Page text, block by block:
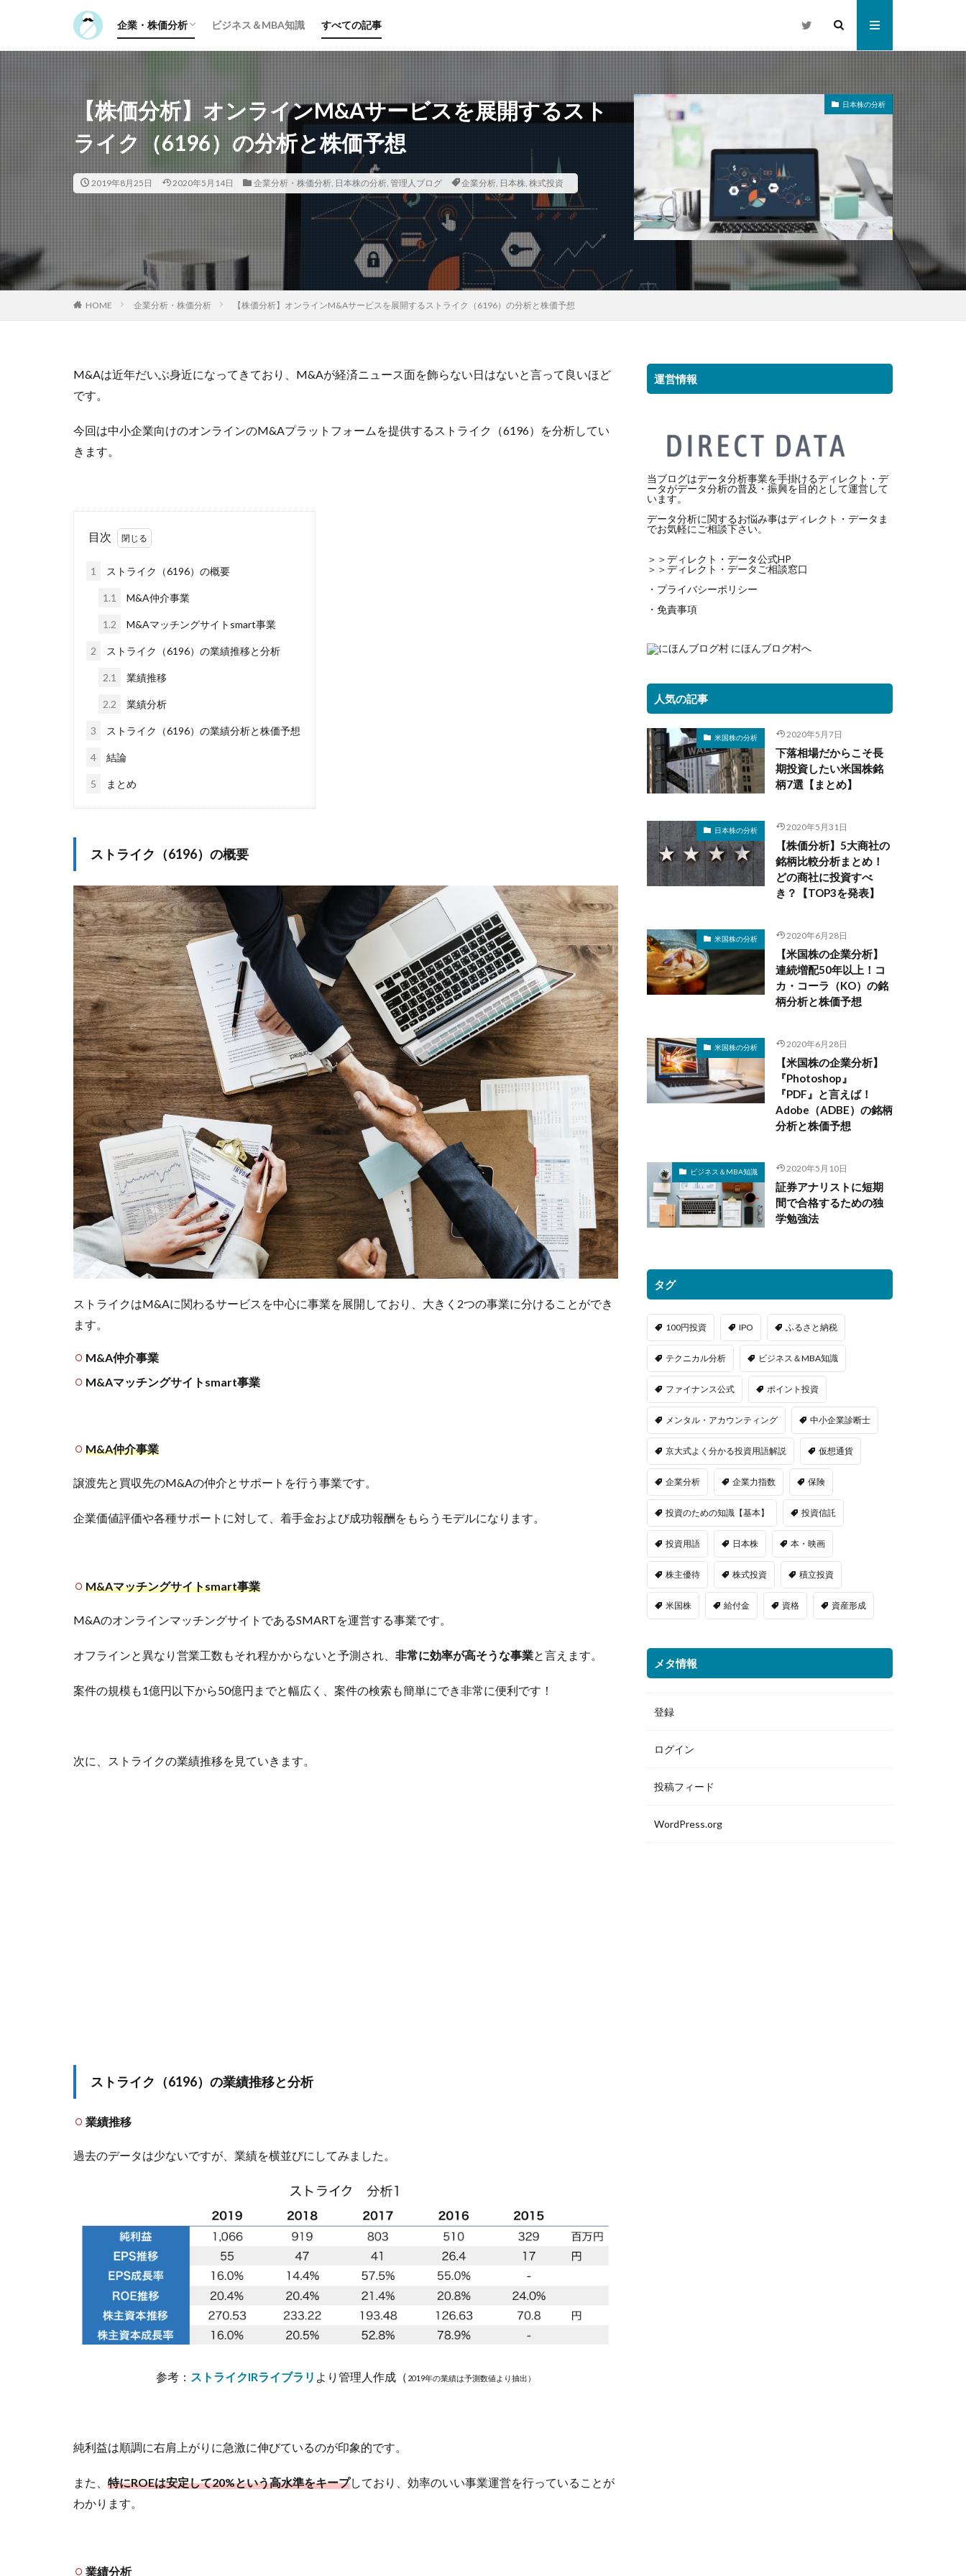
企業・株価分析
日本株の分析
米国株の分析
ビジネス＆MBA知識 すべての記事
【株価分析】オンラインM&Aサービスを展開するスト
ライク（6196）の分析と株価予想
2019年8月25日 2020年5月14日 企業分析・株価分析, 日本株の分析, 管理人ブログ 企業分析, 日本株, 株式投資
日本株の分析
HOME 企業分析・株価分析 【株価分析】オンラインM&Aサービスを展開するストライク（6196）の分析と株価予想
M&Aは近年だいぶ身近になってきており、M&Aが経済ニュース面を飾らない日はないと言って良いほど
です。
今回は中小企業向けのオンラインのM&Aプラットフォームを提供するストライク（6196）を分析してい
きます。
目次
1 ストライク（6196）の概要
1.1 M&A仲介事業
1.2 M&Aマッチングサイトsmart事業
2 ストライク（6196）の業績推移と分析
2.1 業績推移
2.2 業績分析
3 ストライク（6196）の業績分析と株価予想
4 結論
5 まとめ
ストライク（6196）の概要
ストライクはM&Aに関わるサービスを中心に事業を展開しており、大きく2つの事業に分けることができ
ます。
M&A仲介事業
M&Aマッチングサイトsmart事業
M&A仲介事業
譲渡先と買収先のM&Aの仲介とサポートを行う事業です。
企業価値評価や各種サポートに対して、着手金および成功報酬をもらうモデルになります。
M&Aマッチングサイトsmart事業
M&AのオンラインマッチングサイトであるSMARTを運営する事業です。
オフラインと異なり営業工数もそれ程かからないと予測され、 非常に効率が高そうな事業と言えます。
案件の規模も1億円以下から50億円までと幅広く、案件の検索も簡単にでき非常に便利です！
次に、ストライクの業績推移を見ていきます。
ストライク（6196）の業績推移と分析
業績推移
過去のデータは少ないですが、業績を横並びにしてみました。
参考： ストライクIRライブラリ より管理人作成（ 2019年の業績は予測数値より抽出）
純利益は順調に右肩上がりに急激に伸びているのが印象的です。
また、 特にROEは安定して20%という高水準をキープしており、効率のいい事業運営を行っていることが
わかります。
業績分析
運営情報
当ブログはデータ分析事業を手掛けるディレクト・デ
ータがデータ分析の普及・振興を目的として運営して
います。
データ分析に関するお悩み事はディレクト・データま
でお気軽にご相談下さい。
＞＞ディレクト・データ公式HP
＞＞ディレクト・データご相談窓口
・プライバシーポリシー
・免責事項
人気の記事
米国株の分析 2020年5月7日
下落相場だからこそ長
期投資したい米国株銘
柄7選【まとめ】
日本株の分析 2020年5月31日
【株価分析】5大商社の
銘柄比較分析まとめ！
どの商社に投資すべ
き？【TOP3を発表】
米国株の分析 2020年6月28日
【米国株の企業分析】
連続増配50年以上！コ
カ・コーラ（KO）の銘
柄分析と株価予想
米国株の分析 2020年6月28日
【米国株の企業分析】
『Photoshop』
『PDF』と言えば！
Adobe（ADBE）の銘柄
分析と株価予想
ビジネス＆MBA知識 2020年5月10日
証券アナリストに短期
間で合格するための独
学勉強法
タグ
100円投資 IPO ふるさと納税
テクニカル分析 ビジネス＆MBA知識
ファイナンス公式 ポイント投資
メンタル・アカウンティング 中小企業診断士
京大式よく分かる投資用語解説 仮想通貨
企業分析 企業力指数 保険
投資のための知識【基本】 投資信託
投資用語 日本株 本・映画
株主優待 株式投資 積立投資
米国株 給付金 資格 資産形成
メタ情報
登録
ログイン
投稿フィード
WordPress.org
カテゴリー
タグ
100円投資 投資のための知識【基本】 米国株
株主優待
本・映画 日本株 投資用語 投資信託 保険
企業分析
仮想通貨
京大式よく分かる投資用語解説 中小企業診断士
メンタル・アカウンティング
ポイント投資
ファイナンス公式 ビジネス＆MBA知識 ふるさと納税 資産形成
検索